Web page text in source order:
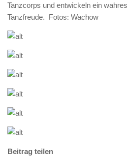
Tanzcorps und entwickeln ein
Tanzfreude. Fotos: Wachow
Beitrag teilen